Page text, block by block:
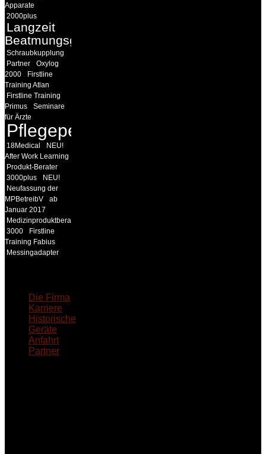
Apparate
2000plus
Langzeit
Beatmungsgeräte
Schraubkupplung
Partner
Oxylog
2000
Firstline
Training Atlan
Firstline Training
Primus
Seminare
für Ärzte
Pflegepersonal
18Medical
NEU!
After Work Learning
Produkt-Berater
3000plus
NEU!
Neufassung der
MPBetreibV
ab
Januar 2017
Medizinproduktberater
3000
Firstline
Training Fabius
Messingadapter
Die Firma
Karriere
Historische
Geräte
Anfahrt
Partner